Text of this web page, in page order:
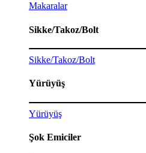
Makaralar
Sikke/Takoz/Bolt
Sikke/Takoz/Bolt
Yürüyüş
Yürüyüş
Şok Emiciler